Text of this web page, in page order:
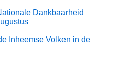
Dankbaarheid
Inheemse Volken in de